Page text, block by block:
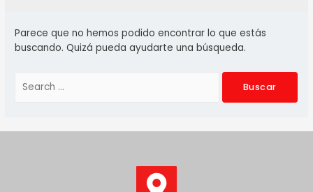
Parece que no hemos podido encontrar lo que estás
buscando. Quizá pueda ayudarte una búsqueda.